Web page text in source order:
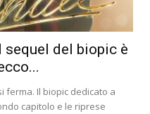
del biopic è
ferma. Il biopic dedicato a
capitolo e le riprese